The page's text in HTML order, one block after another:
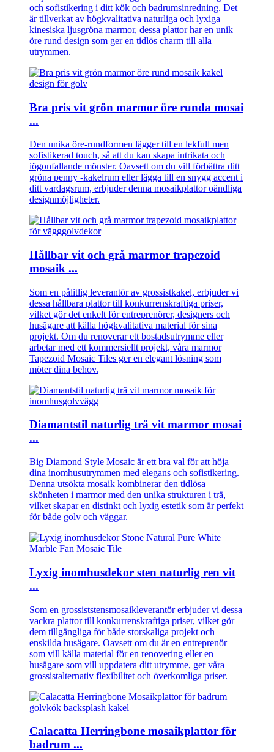
och sofistikering i ditt kök och badrumsinredning. Det
är tillverkat av högkvalitativa naturliga och lyxiga
kinesiska ljusgröna marmor, dessa plattor har en unik
öre rund design som ger en tidlös charm till alla
utrymmen.
Bra pris vit grön marmor öre runda mosai
...
Den unika öre-rundformen lägger till en lekfull men
sofistikerad touch, så att du kan skapa intrikata och
iögonfallande mönster. Oavsett om du vill förbättra ditt
gröna penny -kakelrum eller lägga till en snygg accent i
ditt vardagsrum, erbjuder denna mosaikplattor oändliga
designmöjligheter.
Hållbar vit och grå marmor trapezoid
mosaik ...
Som en pålitlig leverantör av grossistkakel, erbjuder vi
dessa hållbara plattor till konkurrenskraftiga priser,
vilket gör det enkelt för entreprenörer, designers och
husägare att källa högkvalitativa material för sina
projekt. Om du renoverar ett bostadsutrymme eller
arbetar med ett kommersiellt projekt, våra marmor
Tapezoid Mosaic Tiles ger en elegant lösning som
möter dina behov.
Diamantstil naturlig trä vit marmor mosai
...
Big Diamond Style Mosaic är ett bra val för att höja
dina inomhusutrymmen med elegans och sofistikering.
Denna utsökta mosaik kombinerar den tidlösa
skönheten i marmor med den unika strukturen i trä,
vilket skapar en distinkt och lyxig estetik som är perfekt
för både golv och väggar.
Lyxig inomhusdekor sten naturlig ren vit
...
Som en grossiststensmosaikleverantör erbjuder vi dessa
vackra plattor till konkurrenskraftiga priser, vilket gör
dem tillgängliga för både storskaliga projekt och
enskilda husägare. Oavsett om du är en entreprenör
som vill källa material för en renovering eller en
husägare som vill uppdatera ditt utrymme, ger våra
grossistalternativ flexibilitet och överkomliga priser.
Calacatta Herringbone mosaikplattor för
badrum ...